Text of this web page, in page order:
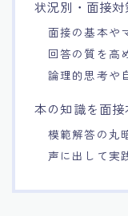
状況別・面接
面接の基本や
回答の質を高
論理的思考や
本の知識を面
模範解答の丸
声に出して実